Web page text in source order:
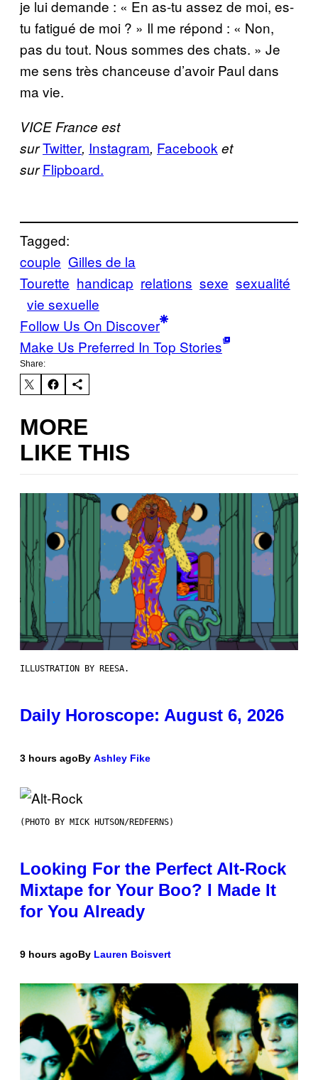
je lui demande : « En as-tu assez de moi, es-
tu fatigué de moi ? » Il me répond : « Non,
pas du tout. Nous sommes des chats. » Je
me sens très chanceuse d’avoir Paul dans
ma vie.
VICE France est
surTwitter, Instagram, Facebook et
sur Flipboard.
Tagged:
couple Gilles de la
Tourette handicap relations sexe sexualité
vie sexuelle
Follow Us On Discover
Make Us Preferred In Top Stories
Share:
MORE
LIKE THIS
ILLUSTRATION BY REESA.
Daily Horoscope: August 6, 2026
3 hours agoBy Ashley Fike
(PHOTO BY MICK HUTSON/REDFERNS)
Looking For the Perfect Alt-Rock
Mixtape for Your Boo? I Made It
for You Already
9 hours agoBy Lauren Boisvert